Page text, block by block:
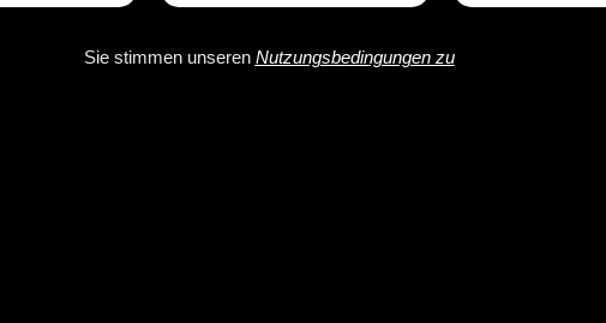
Sie stimmen unseren Nutzungsbedingungen zu